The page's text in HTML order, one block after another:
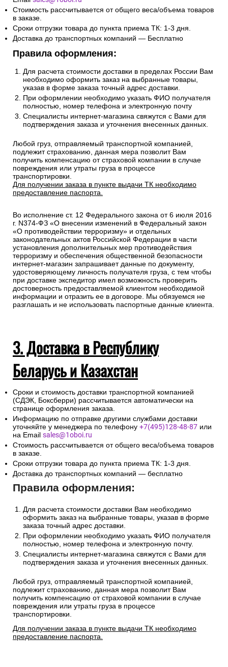
Стоимость рассчитывается от общего веса/объема товаров
в заказе.
Сроки отгрузки товара до пункта приема ТК: 1-3 дня.
Доставка до транспортных компаний — Бесплатно
Правила оформления:
Для расчета стоимости доставки в пределах России Вам
необходимо оформить заказ на выбранные товары,
указав в форме заказа точный адрес доставки.
При оформлении необходимо указать ФИО получателя
полностью, номер телефона и электронную почту
Специалисты интернет-магазина свяжутся с Вами для
подтверждения заказа и уточнения внесенных данных.
Любой груз, отправляемый транспортной компанией,
подлежит страхованию, данная мера позволит Вам
получить компенсацию от страховой компании в случае
повреждения или утраты груза в процессе
транспортировки.
Для получении заказа в пункте выдачи ТК необходимо
предоставление паспорта.
Во исполнение ст. 12 Федерального закона от 6 июля 2016
г. N374-ФЗ «О внесении изменений в Федеральный закон
«О противодействии терроризму» и отдельных
законодательных актов Российской Федерации в части
установления дополнительных мер противодействия
терроризму и обеспечения общественной безопасности
интернет-магазин запрашивает данные по документу,
удостоверяющему личность получателя груза, с тем чтобы
при доставке экспедитор имел возможность проверить
достоверность предоставляемой клиентом необходимой
информации и отразить ее в договоре. Мы обязуемся не
разглашать и не использовать паспортные данные клиента.
3. Доставка в Республику
Беларусь и Казахстан
Сроки и стоимость доставки транспортной компанией
(СДЭК, Боксберри) рассчитывается автоматически на
странице оформления заказа.
Информацию по отправке другими службами доставки
уточняйте у менеджера по телефону +7(495)128-48-87 или
на Email sales@1oboi.ru
Стоимость рассчитывается от общего веса/объема товаров
в заказе.
Сроки отгрузки товара до пункта приема ТК: 1-3 дня.
Доставка до транспортных компаний — бесплатно
Правила оформления:
Для расчета стоимости доставки Вам необходимо
оформить заказ на выбранные товары, указав в форме
заказа точный адрес доставки.
При оформлении необходимо указать ФИО получателя
полностью, номер телефона и электронную почту.
Специалисты интернет-магазина свяжутся с Вами для
подтверждения заказа и уточнения внесенных данных.
Любой груз, отправляемый транспортной компанией,
подлежит страхованию, данная мера позволит Вам
получить компенсацию от страховой компании в случае
повреждения или утраты груза в процессе
транспортировки.
Для получении заказа в пункте выдачи ТК необходимо
предоставление паспорта.